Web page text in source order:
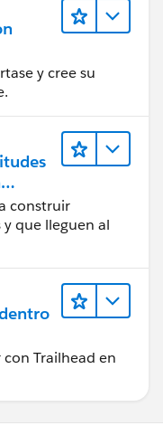
y cree su
construir
que lleguen al
Trailhead en